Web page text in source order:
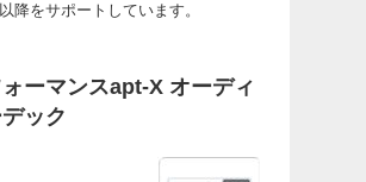
降をサポートしています。
ーマンスapt-X オーディ
ック